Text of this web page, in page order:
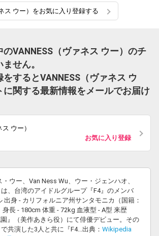
ス ウー）をお気に入り登録する
VANNESS（ヴァネス ウー）のチ
せん。
するとVANNESS（ヴァネス ウ
に関する最新情報をメールでお届け
ウー）
お気に入り登録
ウー、Van Ness Wu、ウー・ジェンハオ、
、台湾のアイドルグループ『F4』のメンバ
出身 - カリフォルニア州サンタモニカ（国籍：
長 - 180cm 体重 - 72kg 血液型 - A型 来歴
』（美作あきら役）にて俳優デビュー。その
共演した3人と共に『F4...出典： Wikipedia